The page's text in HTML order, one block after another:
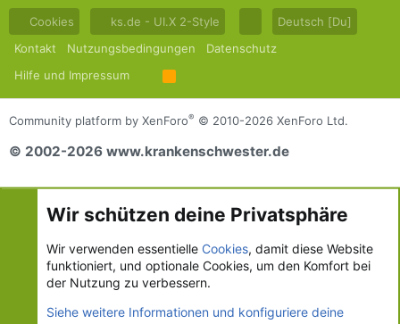
Cookies ks.de - UI.X 2-Style
Deutsch [Du]
Kontakt
Nutzungsbedingungen
Datenschutz
Hilfe und Impressum
R
S
S
Community platform by XenForo® © 2010-2026 XenForo Ltd.
© 2002-2026 www.krankenschwester.de
Wir schützen deine Privatsphäre
Wir verwenden essentielle Cookies, damit diese Website
funktioniert, und optionale Cookies, um den Komfort bei
der Nutzung zu verbessern.
Siehe weitere Informationen und konfiguriere deine